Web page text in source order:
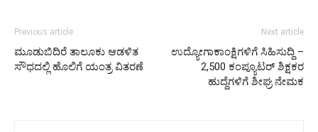
Previous article
ಮೂಡುಬಿದಿರೆ ತಾಲೂಕು ಆಡಳಿತ
ಸೌಧದಲ್ಲಿ ಹೊಲಿಗೆ ಯಂತ್ರ ವಿತರಣೆ
Next article
ಉದ್ಯೋಗಾಕಾಂಕ್ಷಿಗಳಿಗೆ ಸಿಹಿಸುದ್ದಿ –
2,500 ಕಂಪ್ಯೂಟರ್ ಶಿಕ್ಷಕರ
ಹುದ್ದೆಗಳಿಗೆ ಶೀಘ್ರ ನೇಮಕ